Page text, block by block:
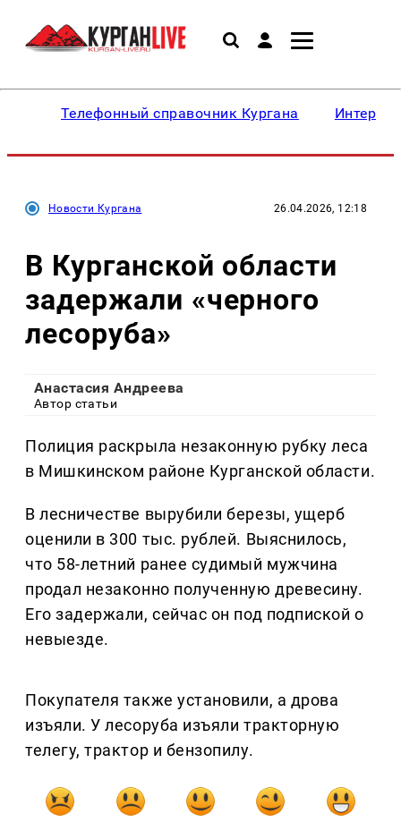
Телефонный справочник Кургана
Новости Кургана 26.04.2026, 12:18
В Курганской области
задержали «черного
лесоруба»
Анастасия Андреева
Автор статьи
Полиция раскрыла незаконную рубку леса
в Мишкинском районе Курганской области.
В лесничестве вырубили березы, ущерб
оценили в 300 тыс. рублей. Выяснилось,
что 58-летний ранее судимый мужчина
продал незаконно полученную древесину.
Его задержали, сейчас он под подпиской о
невыезде.
Покупателя также установили, а дрова
изъяли. У лесоруба изъяли тракторную
телегу, трактор и бензопилу.